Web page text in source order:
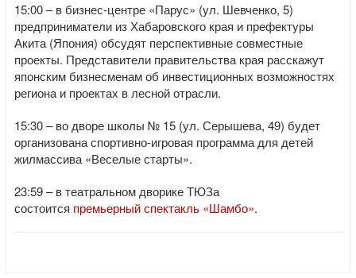
15:00 – в бизнес-центре «Парус» (ул. Шевченко, 5)
предприниматели из Хабаровского края и префектуры
Акита (Япония) обсудят перспективные совместные
проекты. Представители правительства края расскажут
японским бизнесменам об инвестиционных возможностях
региона и проектах в лесной отрасли.
15:30 – во дворе школы № 15 (ул. Серышева, 49) будет
организована спортивно-игровая программа для детей
жилмассива «Веселые старты».
23:59 – в театральном дворике ТЮЗа
состоится премьерный спектакль «Шамбо».